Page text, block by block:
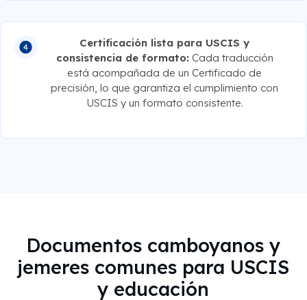
Certificación lista para USCIS y
consistencia de formato: Cada traducción
está acompañada de un Certificado de
precisión, lo que garantiza el cumplimiento con
USCIS y un formato consistente.
Documentos camboyanos y
jemeres comunes para USCIS
y educación